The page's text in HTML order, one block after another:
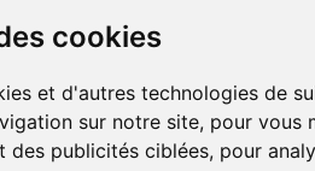
cookies
et d'autres technologies de
sur notre site, pour vous
des publicités ciblées, pour